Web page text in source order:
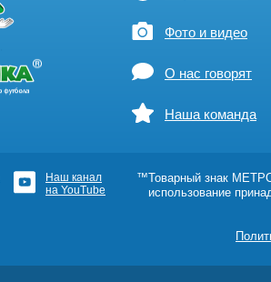
Фото и видео
О нас говорят
Наша команда
Наш канал
на YouTube
™Товарный знак
использование